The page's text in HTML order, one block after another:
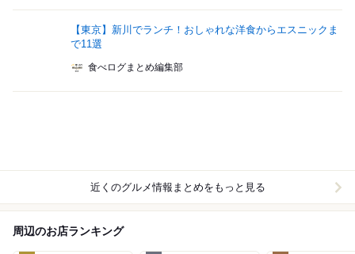
【東京】新川でランチ！おしゃれな洋食からエスニックま
で11選
食べログまとめ編集部
近くのグルメ情報まとめをもっと見る
周辺のお店ランキング